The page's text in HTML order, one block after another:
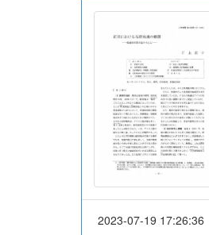
2023-07-19 17:26:36